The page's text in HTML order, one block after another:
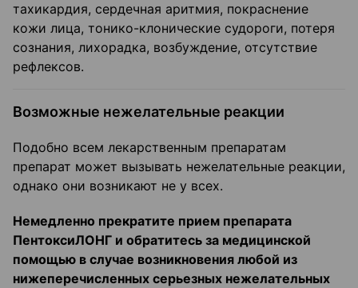
тахикардия, сердечная аритмия, покраснение
кожи лица, тонико-клонические судороги, потеря
сознания, лихорадка, возбуждение, отсутствие
рефлексов.
Возможные нежелательные реакции
Подобно всем лекарственным препаратам
препарат может вызывать нежелательные реакции,
однако они возникают не у всех.
Немедленно прекратите прием препарата
ПентоксиЛОНГ и обратитесь за медицинской
помощью в случае возникновения любой из
нижеперечисленных серьезных нежелательных